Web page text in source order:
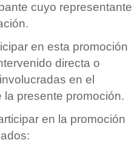
cuyo representante
n.
en esta promoción
directa o
en el
presente promoción.
en la promoción